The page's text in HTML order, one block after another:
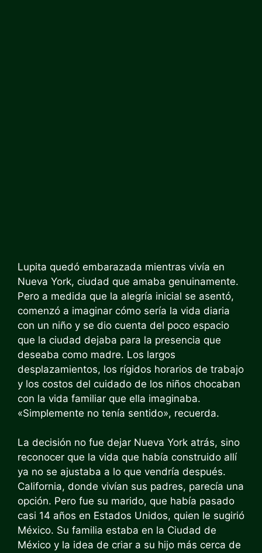
Lupita quedó embarazada mientras vivía en
Nueva York, ciudad que amaba genuinamente.
Pero a medida que la alegría inicial se asentó,
comenzó a imaginar cómo sería la vida diaria
con un niño y se dio cuenta del poco espacio
que la ciudad dejaba para la presencia que
deseaba como madre. Los largos
desplazamientos, los rígidos horarios de trabajo
y los costos del cuidado de los niños chocaban
con la vida familiar que ella imaginaba.
«Simplemente no tenía sentido», recuerda.
La decisión no fue dejar Nueva York atrás, sino
reconocer que la vida que había construido allí
ya no se ajustaba a lo que vendría después.
California, donde vivían sus padres, parecía una
opción. Pero fue su marido, que había pasado
casi 14 años en Estados Unidos, quien le sugirió
México. Su familia estaba en la Ciudad de
México y la idea de criar a su hijo más cerca de